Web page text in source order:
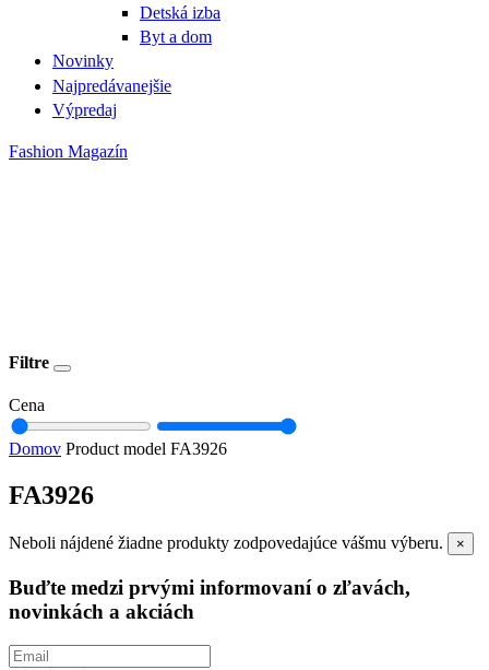
Detská izba
Byt a dom
Novinky
Najpredávanejšie
Výpredaj
Fashion Magazín
Filtre
Cena
Domov Product model FA3926
FA3926
Neboli nájdené žiadne produkty zodpovedajúce vášmu výberu. ×
Buďte medzi prvými informovaní o zľavách,
novinkách a akciách